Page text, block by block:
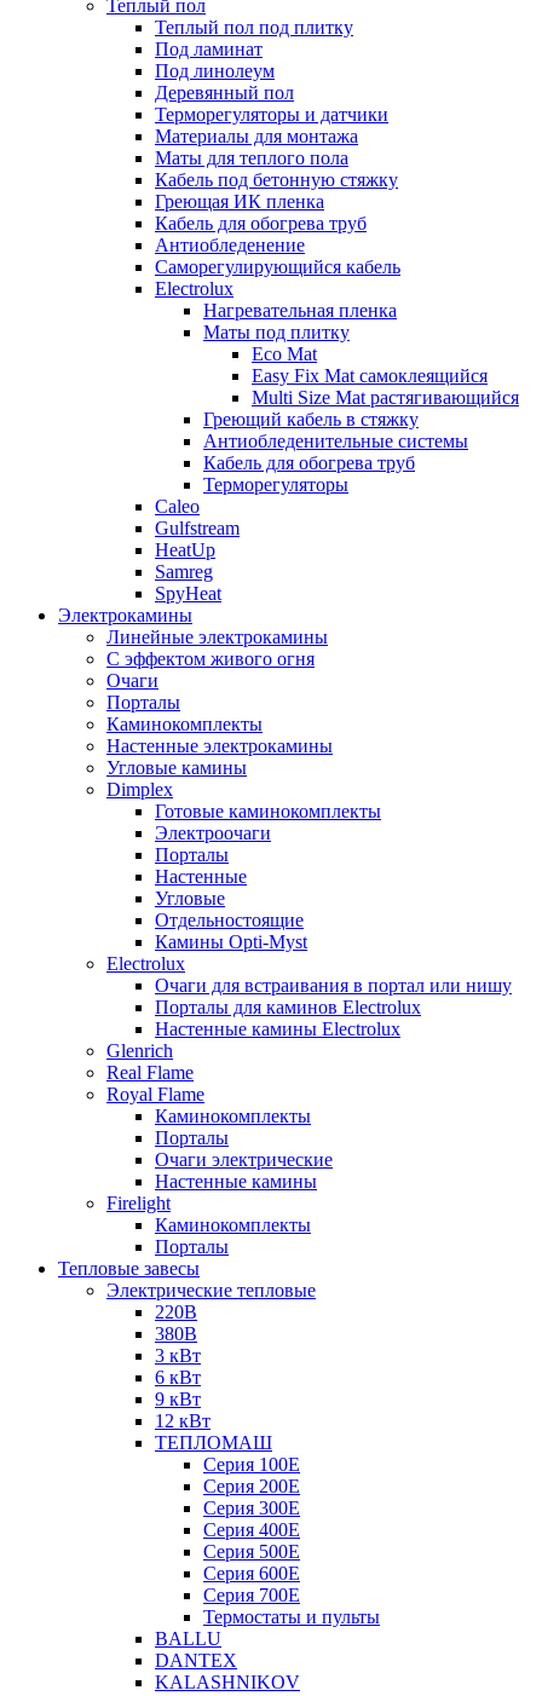
Теплый пол
Теплый пол под плитку
Под ламинат
Под линолеум
Деревянный пол
Терморегуляторы и датчики
Материалы для монтажа
Маты для теплого пола
Кабель под бетонную стяжку
Греющая ИК пленка
Кабель для обогрева труб
Антиобледенение
Саморегулирующийся кабель
Electrolux
Нагревательная пленка
Маты под плитку
Eco Mat
Easy Fix Mat самоклеящийся
Multi Size Mat растягивающийся
Греющий кабель в стяжку
Антиобледенительные системы
Кабель для обогрева труб
Терморегуляторы
Caleo
Gulfstream
HeatUp
Samreg
SpyHeat
Электрокамины
Линейные электрокамины
С эффектом живого огня
Очаги
Порталы
Каминокомплекты
Настенные электрокамины
Угловые камины
Dimplex
Готовые каминокомплекты
Электроочаги
Порталы
Настенные
Угловые
Отдельностоящие
Камины Opti-Myst
Electrolux
Очаги для встраивания в портал или нишу
Порталы для каминов Electrolux
Настенные камины Electrolux
Glenrich
Rеal Flame
Royal Flame
Каминокомплекты
Порталы
Очаги электрические
Настенные камины
Firelight
Каминокомплекты
Порталы
Тепловые завесы
Электрические тепловые
220В
380В
3 кВт
6 кВт
9 кВт
12 кВт
ТЕПЛОМАШ
Серия 100E
Серия 200E
Серия 300E
Серия 400E
Серия 500E
Серия 600E
Серия 700E
Термостаты и пульты
BALLU
DANTEX
KALASHNIKOV